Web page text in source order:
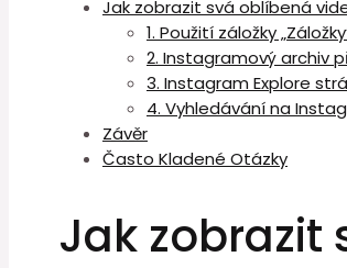
Jak zobrazit svá oblíbená
1. Použití záložky
2. Instagramový archiv
3. Instagram Explore
4. Vyhledávání na
Závěr
Často Kladené Otázky
Jak zobrazit